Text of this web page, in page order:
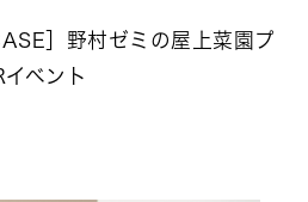
］野村ゼミの屋上菜園プ
ベント